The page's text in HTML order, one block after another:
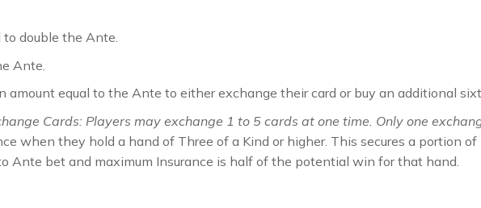
to double the Ante.
Ante.
amount equal to the Ante to either exchange their card or buy an additional
Cards: Players may exchange 1 to 5 cards at one time. Only one
when they hold a hand of Three of a Kind or higher. This secures a portion
Ante bet and maximum Insurance is half of the potential win for that hand.